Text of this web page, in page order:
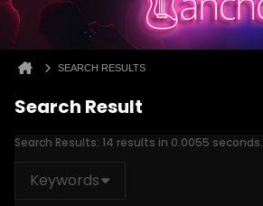
SEARCH RESULTS
Search Result
Search Results: 14 results in 0.0055 seconds.
Keywords